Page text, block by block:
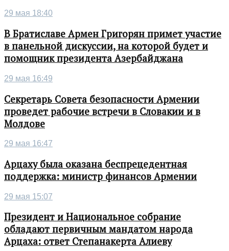
29 мая 18:40
В Братиславе Армен Григорян примет участие
в панельной дискуссии, на которой будет и
помощник президента Азербайджана
29 мая 16:49
Секретарь Совета безопасности Армении
проведет рабочие встречи в Словакии и в
Молдове
29 мая 16:47
Арцаху была оказана беспрецедентная
поддержка: министр финансов Армении
29 мая 15:07
Президент и Национальное собрание
обладают первичным мандатом народа
Арцаха: ответ Степанакерта Алиеву